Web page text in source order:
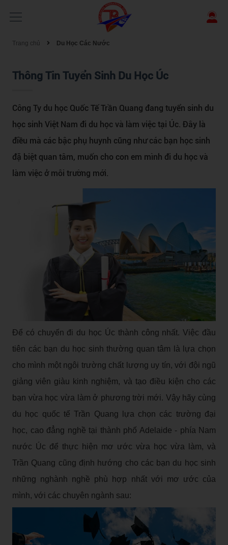
Trang chủ Du Học Các Nước
Thông Tin Tuyển Sinh Du Học Úc
Công Ty du học Quốc Tế Trần Quang đang tuyển sinh du
học sinh Việt Nam đi du học và làm việc tại Úc. Đây là
điều mà các bậc phụ huynh cũng như các bạn học sinh
đặ biệt quan tâm, muốn cho con em mình đi du học và
làm việc ở môi trường mới.
Để có chuyến đi du học Úc thành công nhất. Việc đầu
tiên các bạn du học sinh thường quan tâm là lựa chọn
cho mình một ngôi trường chất lượng uy tín, với đội ngũ
giảng viên giàu kinh nghiệm, và tạo điều kiện cho các
bạn vừa học vừa làm ở phương trời mới. Vậy hãy cùng
du học quốc tế Trần Quang lựa chọn các trường đại
học, cao đẳng nghề tại thành phố Adelaide - phía Nam
nước Úc để thực hiện mơ ước vừa học vừa làm, và
Trần Quang cũng định hướng cho các bạn du học sinh
những nghành nghề phù hợp nhất với mơ ước của
mình, với các chuyên ngành sau: